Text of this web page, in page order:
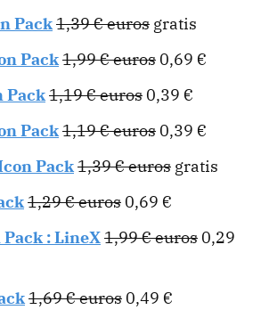
Pack1,39 € euros gratis
Pack1,99 € euros 0,69 €
Pack1,19 € euros 0,39 €
Pack1,19 € euros 0,39 €
Pack1,39 € euros gratis
1,29 € euros 0,69 €
: LineX1,99 € euros 0,29
1,69 € euros 0,49 €